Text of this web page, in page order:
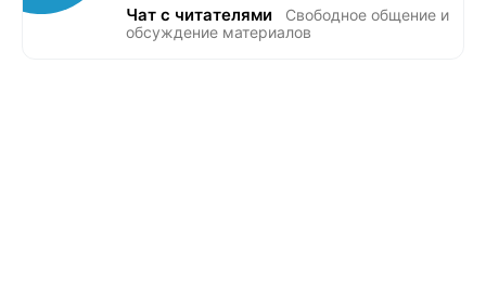
Чат с читателями
Свободное общение и
обсуждение материалов